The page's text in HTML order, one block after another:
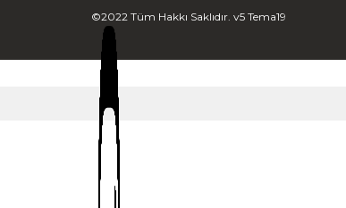
©2022 Tüm Hakkı Saklıdır. v5 Tema19